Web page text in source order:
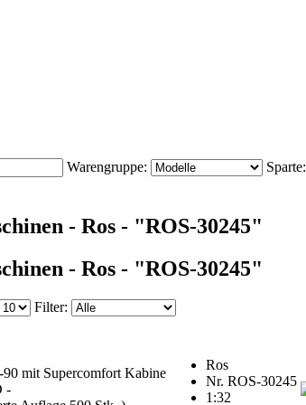
Warengruppe: Sparte:
- Ros - "ROS-30245"
- Ros - "ROS-30245"
Filter:
90 mit Supercomfort Kabine
-
Ros
Nr. ROS-30245
1:32